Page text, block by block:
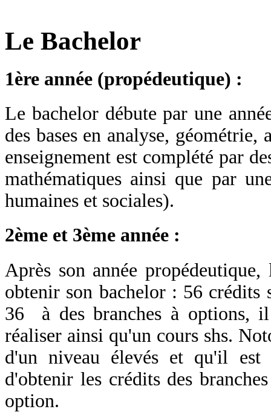
Le Bachelor
1ère année (propédeutique) :
Le bachelor débute par une
des bases en analyse,
enseignement est complété par
mathématiques ainsi que par
humaines et sociales).
2ème et 3ème année :
Après son année
obtenir son bachelor : 56 crédits
36 à des branches à options,
réaliser ainsi qu'un cours shs.
d'un niveau élevés et qu'il est
d'obtenir les crédits des
option.